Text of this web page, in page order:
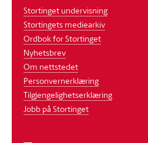
Stortinget undervisning
Stortingets mediearkiv
Ordbok for Stortinget
Nyhetsbrev
Om nettstedet
Personvernerklæring
Tilgjengelighetserklæring
Jobb på Stortinget